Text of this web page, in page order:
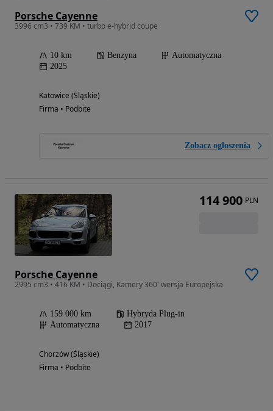
Porsche Cayenne
3996 cm3 • 739 KM • turbo e-hybrid coupe
10 km Benzyna
Automatyczna
2025
Katowice (Śląskie)
Firma • Podbite
Zobacz ogłoszenia
Porsche Cayenne
2995 cm3 • 416 KM • Dociągi, Kamery 360' wersja Europejska
159 000 km
Hybryda Plug-in
Automatyczna
2017
Chorzów (Śląskie)
Firma • Podbite
114 900 PLN